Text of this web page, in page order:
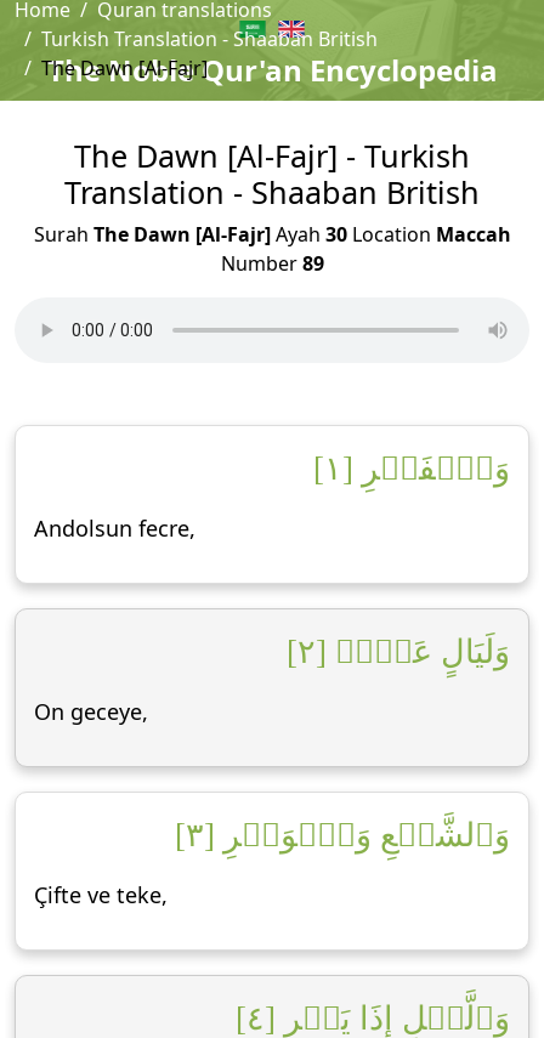
The Noble Qur'an Encyclopedia
Home
Quran translations
Turkish Translation - Shaaban British
The Dawn [Al-Fajr]
The Dawn [Al-Fajr] - Turkish
Translation - Shaaban British
Surah The Dawn [Al-Fajr]Ayah 30Location Maccah
Number89
وَٱلۡفَجۡرِ [١]
Andolsun fecre,
وَلَيَالٍ عَشۡرٖ [٢]
On geceye,
وَٱلشَّفۡعِ وَٱلۡوَتۡرِ [٣]
Çifte ve teke,
وَٱلَّيۡلِ إِذَا يَسۡرِ [٤]